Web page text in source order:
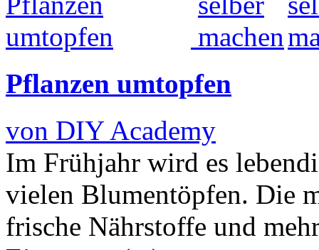
Pflanzen umtopfen
von DIY Academy
Im Frühjahr wird es
vielen Blumentöpfen. Die
frische Nährstoffe und